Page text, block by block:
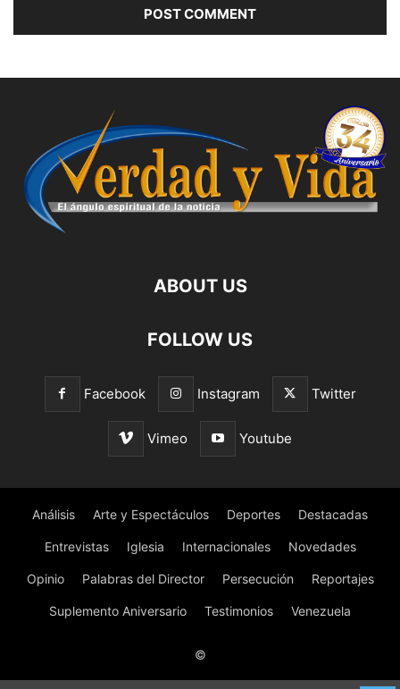
ABOUT US
FOLLOW US
Facebook Instagram Twitter
Vimeo Youtube
Análisis Arte y Espectáculos Deportes Destacadas
Entrevistas Iglesia Internacionales Novedades
Opinio Palabras del Director Persecución Reportajes
Suplemento Aniversario Testimonios Venezuela
©